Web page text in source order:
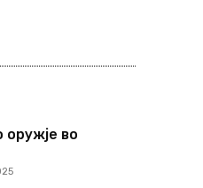
оружје во